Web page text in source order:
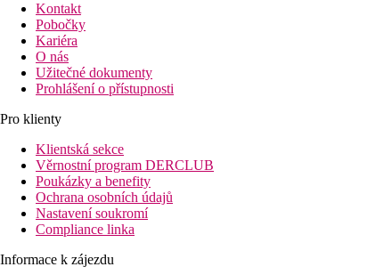
Kontakt
Pobočky
Kariéra
O nás
Užitečné dokumenty
Prohlášení o přístupnosti
Pro klienty
Klientská sekce
Věrnostní program DERCLUB
Poukázky a benefity
Ochrana osobních údajů
Nastavení soukromí
Compliance linka
Informace k zájezdu